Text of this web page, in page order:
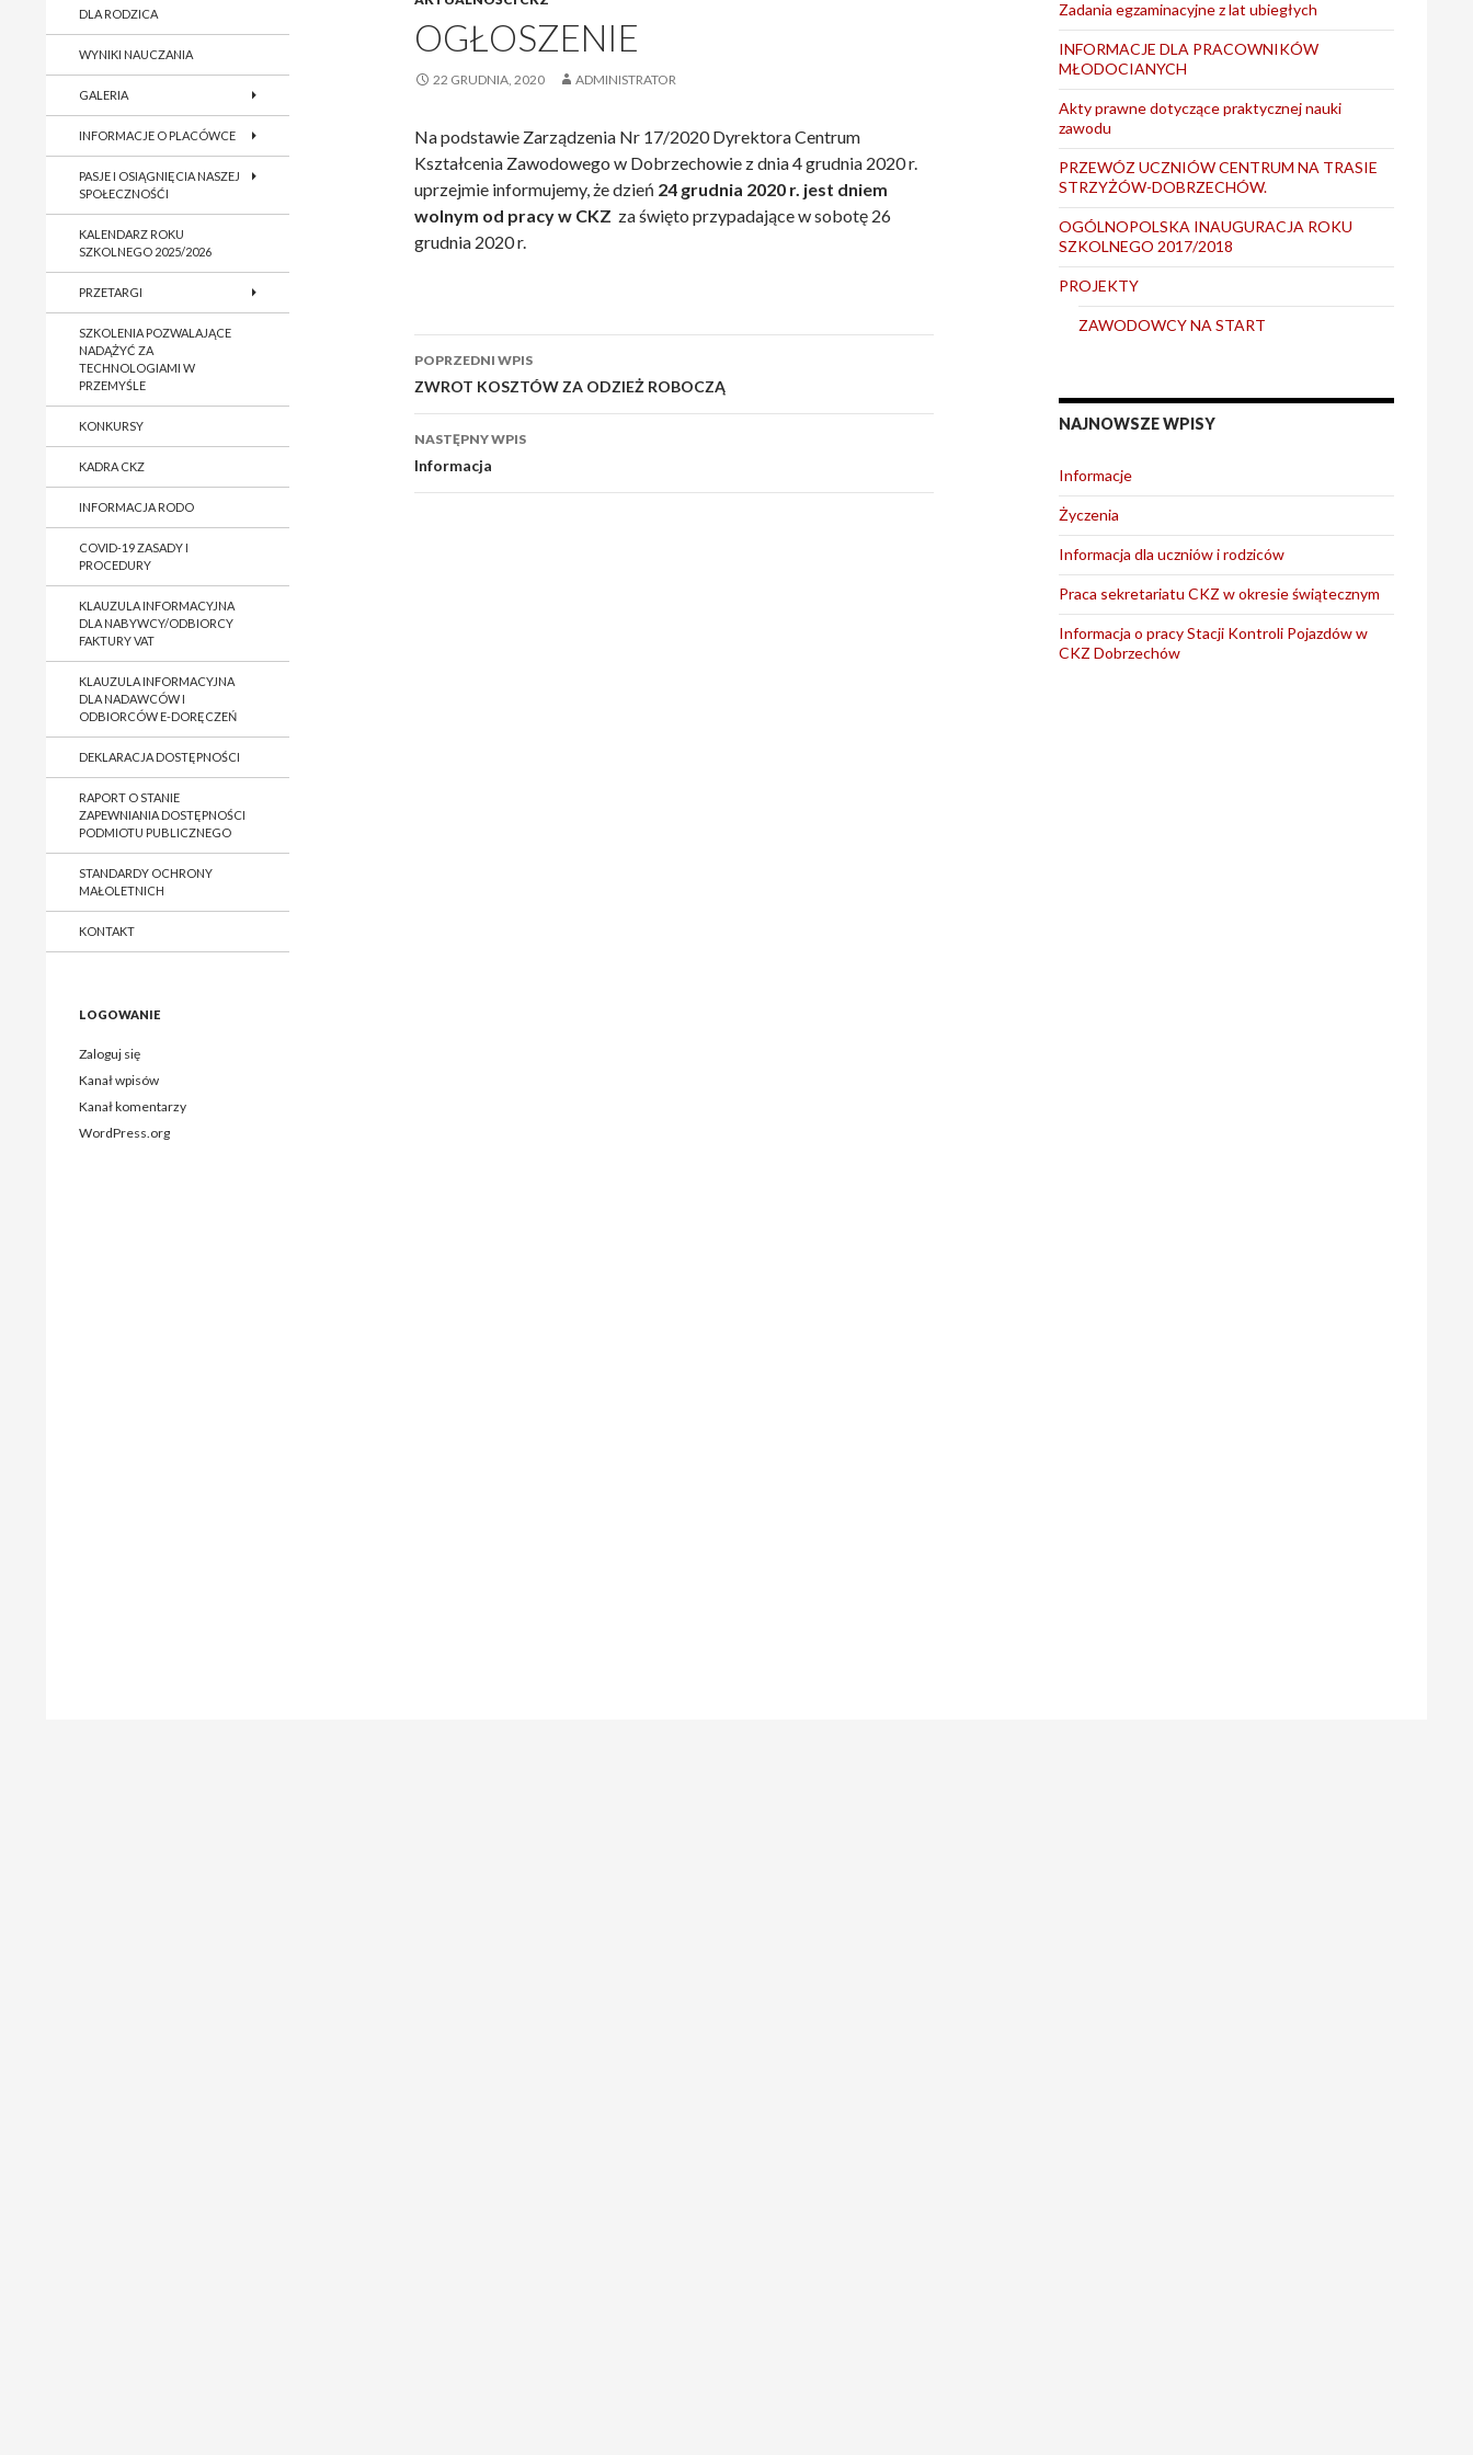
OGŁOSZENIE
22 GRUDNIA, 2020 ADMINISTRATOR
Na podstawie Zarządzenia Nr 17/2020 Dyrektora Centrum
Kształcenia Zawodowego w Dobrzechowie z dnia 4 grudnia 2020 r.
uprzejmie informujemy, że dzień 24 grudnia 2020 r. jest dniem
wolnym od pracy w CKZ za święto przypadające w sobotę 26
grudnia 2020 r.
Nawigacja
wpisu
POPRZEDNI WPIS
ZWROT KOSZTÓW ZA ODZIEŻ ROBOCZĄ
NASTĘPNY WPIS
Informacja
Zadania egzaminacyjne z lat ubiegłych
INFORMACJE DLA PRACOWNIKÓW
MŁODOCIANYCH
Akty prawne dotyczące praktycznej nauki
zawodu
PRZEWÓZ UCZNIÓW CENTRUM NA TRASIE
STRZYŻÓW-DOBRZECHÓW.
OGÓLNOPOLSKA INAUGURACJA ROKU
SZKOLNEGO 2017/2018
PROJEKTY
ZAWODOWCY NA START
NAJNOWSZE WPISY
Informacje
Życzenia
Informacja dla uczniów i rodziców
Praca sekretariatu CKZ w okresie świątecznym
Informacja o pracy Stacji Kontroli Pojazdów w
CKZ Dobrzechów
DLA RODZICA
WYNIKI NAUCZANIA
GALERIA
INFORMACJE O PLACÓWCE
PASJE I OSIĄGNIĘCIA NASZEJ
SPOŁECZNOŚĆI
KALENDARZ ROKU
SZKOLNEGO 2025/2026
PRZETARGI
SZKOLENIA POZWALAJĄCE
NADĄŻYĆ ZA
TECHNOLOGIAMI W
PRZEMYŚLE
KONKURSY
KADRA CKZ
INFORMACJA RODO
COVID-19 ZASADY I
PROCEDURY
KLAUZULA INFORMACYJNA
DLA NABYWCY/ODBIORCY
FAKTURY VAT
KLAUZULA INFORMACYJNA
DLA NADAWCÓW I
ODBIORCÓW E-DORĘCZEŃ
DEKLARACJA DOSTĘPNOŚCI
RAPORT O STANIE
ZAPEWNIANIA DOSTĘPNOŚCI
PODMIOTU PUBLICZNEGO
STANDARDY OCHRONY
MAŁOLETNICH
KONTAKT
LOGOWANIE
Zaloguj się
Kanał wpisów
Kanał komentarzy
WordPress.org